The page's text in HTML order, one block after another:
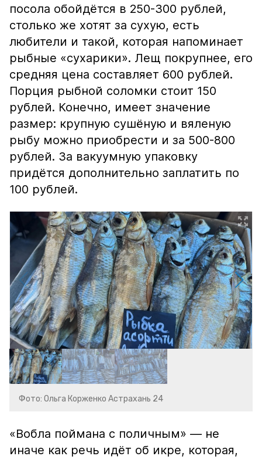
посола обойдётся в 250-300 рублей,
столько же хотят за сухую, есть
любители и такой, которая напоминает
рыбные «сухарики». Лещ покрупнее, его
средняя цена составляет 600 рублей.
Порция рыбной соломки стоит 150
рублей. Конечно, имеет значение
размер: крупную сушёную и вяленую
рыбу можно приобрести и за 500-800
рублей. За вакуумную упаковку
придётся дополнительно заплатить по
100 рублей.
Фото: Ольга Корженко Астрахань 24
«Вобла поймана с поличным» — не
иначе как речь идёт об икре, которая,